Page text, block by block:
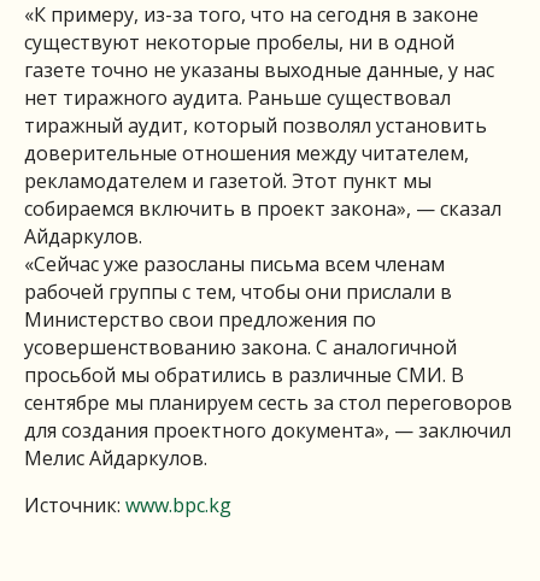
«К примеру, из-за того, что на сегодня в законе
существуют некоторые пробелы, ни в одной
газете точно не указаны выходные данные, у нас
нет тиражного аудита. Раньше существовал
тиражный аудит, который позволял установить
доверительные отношения между читателем,
рекламодателем и газетой. Этот пункт мы
собираемся включить в проект закона», — сказал
Айдаркулов.
«Сейчас уже разосланы письма всем членам
рабочей группы с тем, чтобы они прислали в
Министерство свои предложения по
усовершенствованию закона. С аналогичной
просьбой мы обратились в различные СМИ. В
сентябре мы планируем сесть за стол переговоров
для создания проектного документа», — заключил
Мелис Айдаркулов.
Источник: www.bpc.kg